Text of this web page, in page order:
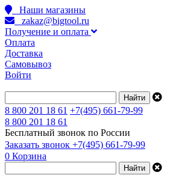
Наши магазины
zakaz@bigtool.ru
Получение и оплата
Оплата
Доставка
Самовывоз
Войти
8 800 201 18 61 +7(495) 661-79-99
8 800 201 18 61
Бесплатный звонок по России
Заказать звонок +7(495) 661-79-99
0 Корзина